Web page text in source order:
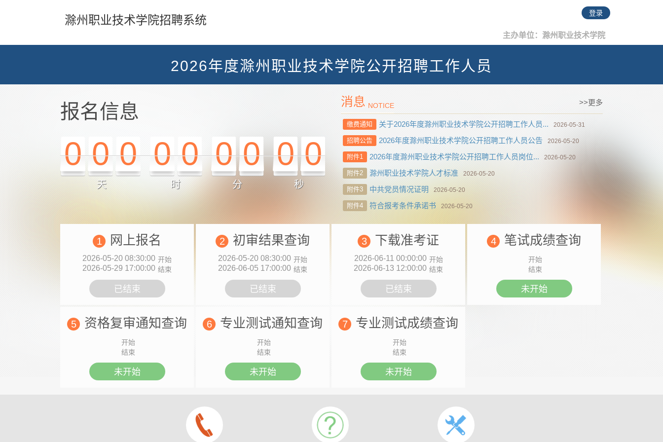
滁州职业技术学院招聘系统
登录
主办单位：滁州职业技术学院
2026年度滁州职业技术学院公开招聘工作人员
报名信息
0 0 0 0 0 0 0 0 0
天 时 分 秒
消息 NOTICE >>更多
缴费通知 关于2026年度滁州职业技术学院公开招聘工作人员... 2026-05-31
招聘公告 2026年度滁州职业技术学院公开招聘工作人员公告 2026-05-20
附件1 2026年度滁州职业技术学院公开招聘工作人员岗位... 2026-05-20
附件2 滁州职业技术学院人才标准 2026-05-20
附件3 中共党员情况证明 2026-05-20
附件4 符合报考条件承诺书 2026-05-20
1 网上报名
2026-05-20 08:30:00 开始
2026-05-29 17:00:00 结束
已结束
2 初审结果查询
2026-05-20 08:30:00 开始
2026-06-05 17:00:00 结束
已结束
3 下载准考证
2026-06-11 00:00:00 开始
2026-06-13 12:00:00 结束
已结束
4 笔试成绩查询
开始
结束
未开始
5 资格复审通知查询
开始
结束
未开始
6 专业测试通知查询
开始
结束
未开始
7 专业测试成绩查询
开始
结束
未开始